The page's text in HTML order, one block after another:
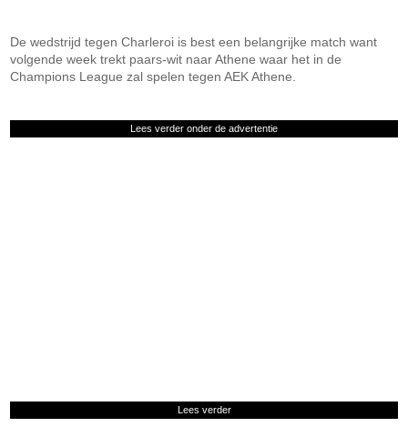
De wedstrijd tegen Charleroi is best een belangrijke match want
volgende week trekt paars-wit naar Athene waar het in de
Champions League zal spelen tegen AEK Athene.
Lees verder onder de advertentie
Lees verder